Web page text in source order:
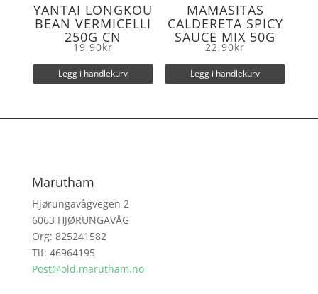
YANTAI LONGKOU
BEAN VERMICELLI
250G CN
19,90kr
Legg i handlekurv
MAMASITAS
CALDERETA SPICY
SAUCE MIX 50G
22,90kr
Legg i handlekurv
Marutham
Hjørungavågvegen 2
6063 HJØRUNGAVÅG
Org: 825241582
Tlf: 46964195
Post@old.marutham.no